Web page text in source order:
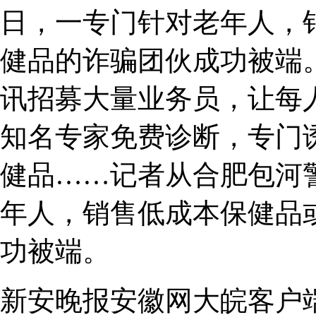
日，一专门针对老年人
健品的诈骗团伙成功被端
讯招募大量业务员，让每
知名专家免费诊断，专门
健品……记者从合肥包河
年人，销售低成本保健品
功被端。
新安晚报安徽网大皖客